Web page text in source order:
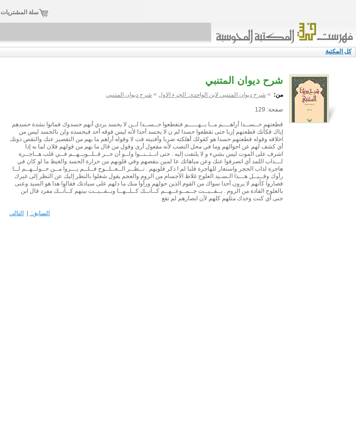
سلة المشتريات
كل المكتبة
شرح ديوان المتنبي
من: > شرح ديوان المتنبي لابن الواحدي: الجزء الاول > شرح ديوان المتنبي
صفحة: 129
قطعتهم حــســدا أراهــــم مــا بــهـــــم فتقطعوا حــســدا لــن لا يحسد يردي أنهم حسدوك فماتوا بشدة حسدهم
إياك فكأنك قطعتهم إربا حتى تقطعوا حسدا لم ن لا يحسد أحدا لأنه ليس فوقه أحد فيحسده ولن نالحسد ليس من
اخلاقه وقوله قطعتهم حسدا هو كقولك أهلكته ضربا وأفنيته قت لا وقوله أراهم ما بهم من التقصير عنك والنقص دونك
أي كشف لهم عن احوالهم وما في محل النصب لأنه مفعول أرى وقول من قال ما بهم من قولهم فلان لما به إذا
اشرف على الموت ليس بشيء و لا يلتفت إليه . حتى انــثــنــوا ولــو أن حــر قــلــوبــهــم فــي قلب هــاجــرة
لـــذاب اللمد أي انصرفوا عنك وعن مباهاتك عا لمين بنقصهم وفي قلوبهم من حرارة الحسد والغيظ ما لو كان في
هاجرة لذاب الحجر واستعار للهاجرة قلبا لم ا ذكر قلوبهم . نــظــر الــعــلــوج فــلــم يـــروا مــن حــولــهــم لــا
رأوك وقــيــل هـــذا الـسـيد العلوج غلاظ الأجسام من الروم والعجم يقول شغلوا بالنظر إليك عن النظر إلى غيرك
فصاروا كأنهم لا يرون أحدا سواك من القوم الذين حولهم ورأوا منك ما دلهم على سيادتك فقالوا هذا هو السيد وعنى
بالعلوج القادة من الروم . بــقــيــت جــمــوعــهــم كــأنــك كــلــهــا وبــقــيــت بينهم كــأنــك مفرد قال ابن
جنى أي كنت وحدك مثلهم كلهم لأن ابصارهم لم تقع
السابق: | التالي